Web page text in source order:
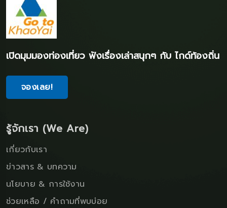
เปิดมุมมองท่องเที่ยว ฟังเรื่องเล่าสนุกๆ กับ ไกด์ท้องถิ่น
จองเลย!
รู้จักเรา (We Are)
เกี่ยวกับเรา
ข่าวสาร & บทความ
นโยบาย & การใช้งาน
ช่วยเหลือ / คำถามที่พบบ่อย